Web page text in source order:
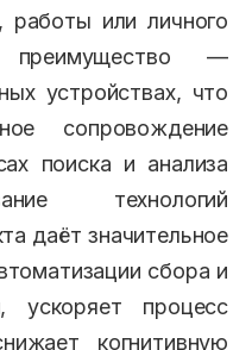
или личного
преимущество —
устройствах, что
сопровождение
поиска и анализа
технологий
даёт значительное
сбора и
ускоряет процесс
когнитивную